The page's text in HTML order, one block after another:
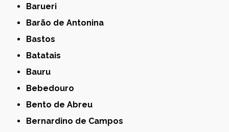
Barueri
Barão de Antonina
Bastos
Batatais
Bauru
Bebedouro
Bento de Abreu
Bernardino de Campos